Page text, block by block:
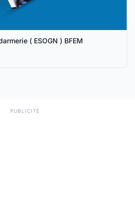
( ESOGN ) BFEM
PUBLICITÉ